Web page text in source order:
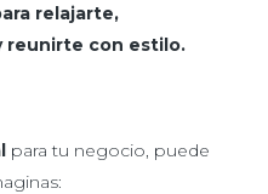
relajarte,
reunirte con estilo.
para tu negocio, puede